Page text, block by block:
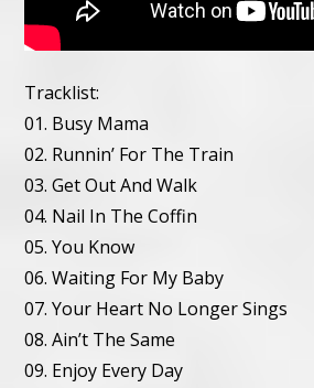
Tracklist:
01. Busy Mama
02. Runnin’ For The Train
03. Get Out And Walk
04. Nail In The Coffin
05. You Know
06. Waiting For My Baby
07. Your Heart No Longer Sings
08. Ain’t The Same
09. Enjoy Every Day